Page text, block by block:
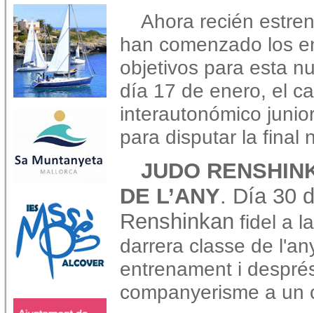
Ahora recién
han comenzado los
objetivos para esta
día 17 de enero, el
interautonómico
para disputar la final
JUDO
DE L’ANY. Día 30
Renshinkan fidel a
darrera classe de
entrenament i
companyerisme a un